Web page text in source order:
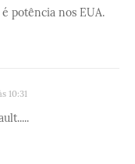
potência nos EUA.
10:31